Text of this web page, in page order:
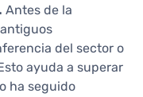
Antes de la
del sector o
ayuda a superar
ha seguido